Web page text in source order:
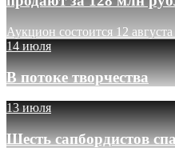
Аукцион состоится 12
14 июля
В потоке творчества
13 июля
Шесть сапбордистов